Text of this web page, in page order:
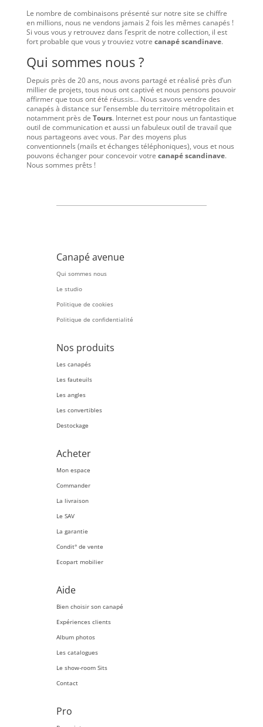
Le nombre de combinaisons présenté sur notre site se chiffre
en millions, nous ne vendons jamais 2 fois les mêmes canapés !
Si vous vous y retrouvez dans l’esprit de notre collection, il est
fort probable que vous y trouviez votre canapé scandinave.
Qui sommes nous ?
Depuis près de 20 ans, nous avons partagé et réalisé près d’un
millier de projets, tous nous ont captivé et nous pensons pouvoir
affirmer que tous ont été réussis… Nous savons vendre des
canapés à distance sur l’ensemble du territoire métropolitain et
notamment près de Tours. Internet est pour nous un fantastique
outil de communication et aussi un fabuleux outil de travail que
nous partageons avec vous. Par des moyens plus
conventionnels (mails et échanges téléphoniques), vous et nous
pouvons échanger pour concevoir votre canapé scandinave.
Nous sommes prêts !
Canapé avenue
Qui sommes nous
Le studio
Politique de cookies
Politique de confidentialité
Nos produits
Les canapés
Les fauteuils
Les angles
Les convertibles
Destockage
Acheter
Mon espace
Commander
La livraison
Le SAV
La garantie
Condit° de vente
Ecopart mobilier
Aide
Bien choisir son canapé
Expériences clients
Album photos
Les catalogues
Le show-room Sits
Contact
Pro